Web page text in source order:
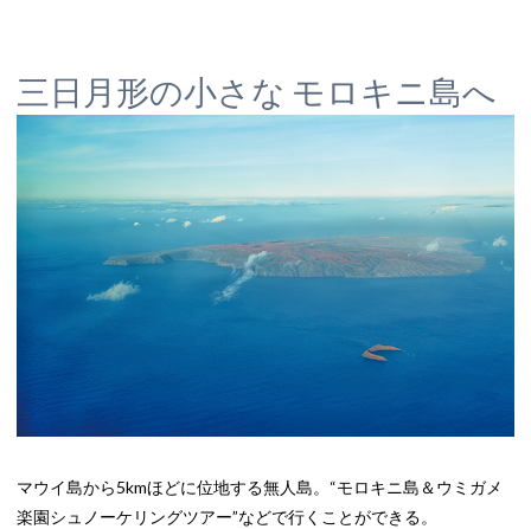
三日月形の小さな モロキニ島へ
マウイ島から5kmほどに位地する無人島。“モロキニ島＆ウミガメ
楽園シュノーケリングツアー”などで行くことができる。